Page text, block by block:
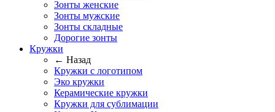
Зонты женские
Зонты мужские
Зонты складные
Дорогие зонты
Кружки
← Назад
Кружки с логотипом
Эко кружки
Керамические кружки
Кружки для сублимации